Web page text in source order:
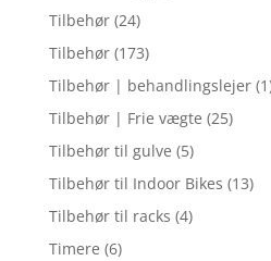
Tilbehør (24)
Tilbehør (173)
Tilbehør | behandlingslejer
Tilbehør | Frie vægte (25)
Tilbehør til gulve (5)
Tilbehør til Indoor Bikes (13)
Tilbehør til racks (4)
Timere (6)